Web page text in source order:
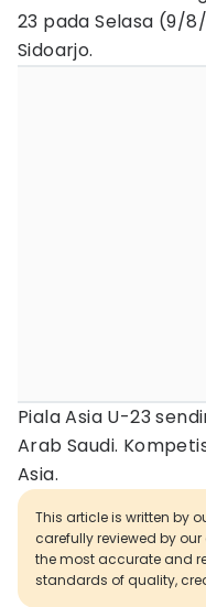
23 pada Selasa (9/
Sidoarjo.
Piala Asia U-23
Arab Saudi.
Asia.
This article is written by
carefully reviewed by
the most accurate and
standards of quality,